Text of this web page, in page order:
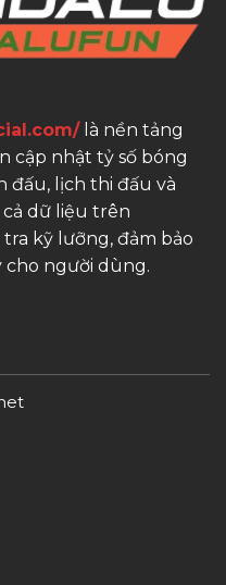
là nền tảng
cập nhật tỷ số bóng
đấu, lịch thi đấu và
dữ liệu trên
kỹ lưỡng, đảm bảo
cho người dùng.